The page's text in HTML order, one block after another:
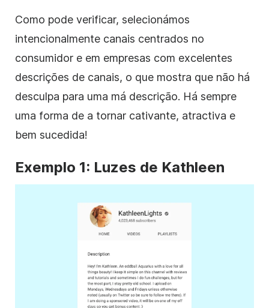
Como pode verificar, selecionámos
intencionalmente canais centrados no
consumidor e em empresas com excelentes
descrições de canais, o que mostra que não há
desculpa para uma má descrição. Há sempre
uma forma de a tornar cativante, atractiva e
bem sucedida!
Exemplo 1: Luzes de Kathleen